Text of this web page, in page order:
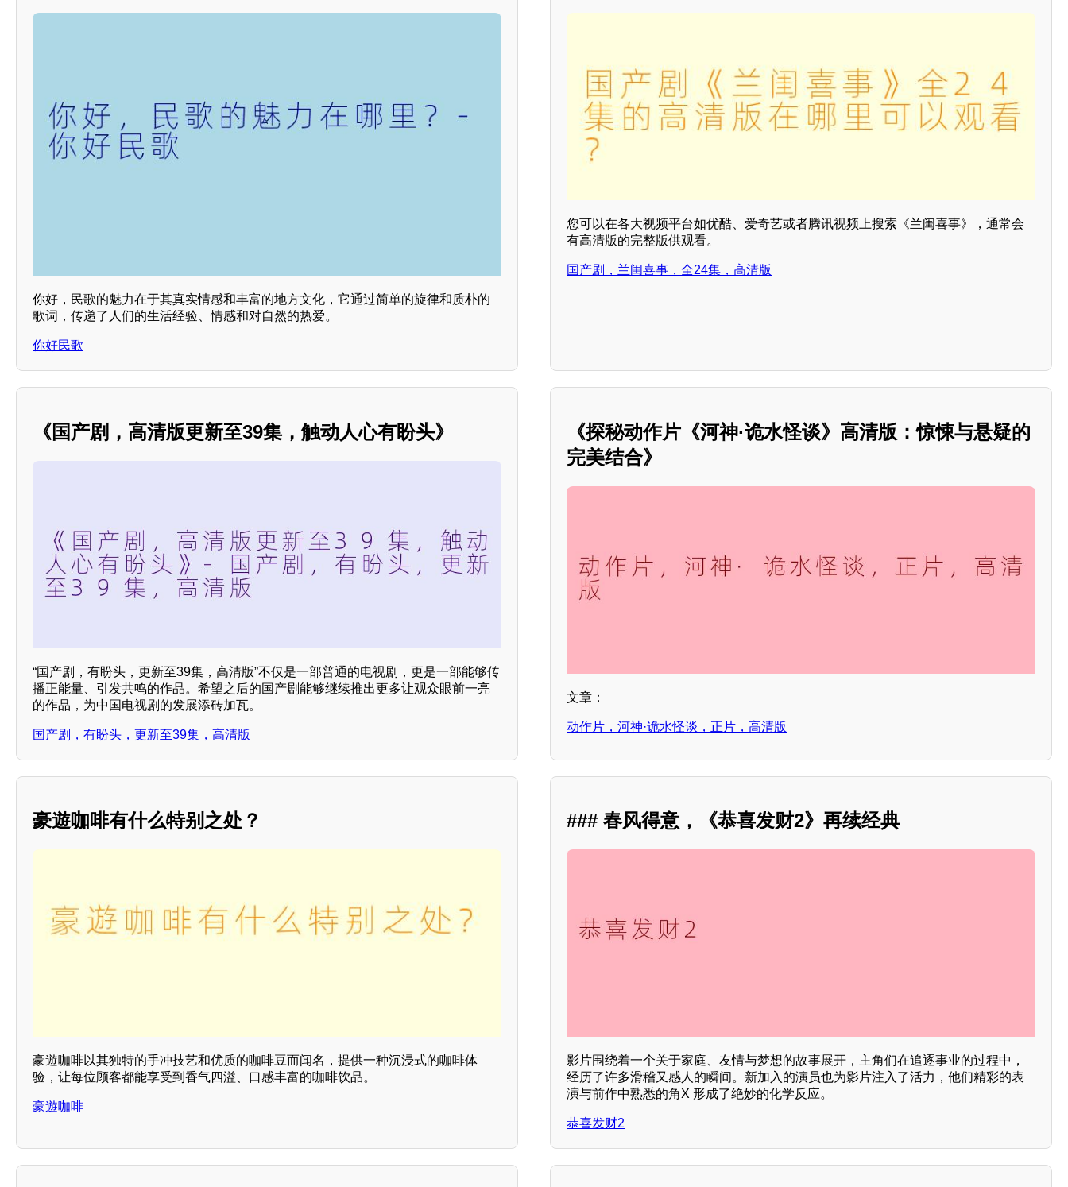
你好，民歌的魅力在于其真实情感和丰富的地方文化，它通过简单的旋律和质朴的
歌词，传递了人们的生活经验、情感和对自然的热爱。
你好民歌
您可以在各大视频平台如优酷、爱奇艺或者腾讯视频上搜索《兰闺喜事》，通常会
有高清版的完整版供观看。
国产剧，兰闺喜事，全24集，高清版
《国产剧，高清版更新至39集，触动人心有盼头》
“国产剧，有盼头，更新至39集，高清版”不仅是一部普通的电视剧，更是一部能够传
播正能量、引发共鸣的作品。希望之后的国产剧能够继续推出更多让观众眼前一亮
的作品，为中国电视剧的发展添砖加瓦。
国产剧，有盼头，更新至39集，高清版
《探秘动作片《河神·诡水怪谈》高清版：惊悚与悬疑的
完美结合》
文章：
动作片，河神·诡水怪谈，正片，高清版
豪遊咖啡有什么特别之处？
豪遊咖啡以其独特的手冲技艺和优质的咖啡豆而闻名，提供一种沉浸式的咖啡体
验，让每位顾客都能享受到香气四溢、口感丰富的咖啡饮品。
豪遊咖啡
### 春风得意，《恭喜发财2》再续经典
影片围绕着一个关于家庭、友情与梦想的故事展开，主角们在追逐事业的过程中，
经历了许多滑稽又感人的瞬间。新加入的演员也为影片注入了活力，他们精彩的表
演与前作中熟悉的角X 形成了绝妙的化学反应。
恭喜发财2